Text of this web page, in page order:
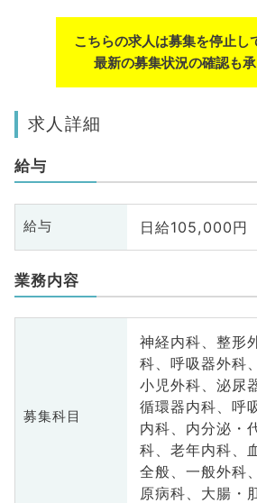
こちらの求人は募集を停止し
最新の募集状況の確認も承
求人詳細
給与
給与 日給105,000円
業務内容
募集科目
神経内科、整形
科、呼吸器外科
小児外科、泌尿
循環器内科、呼
内科、内分泌・
科、老年内科、
全般、一般外科
原病科、大腸・